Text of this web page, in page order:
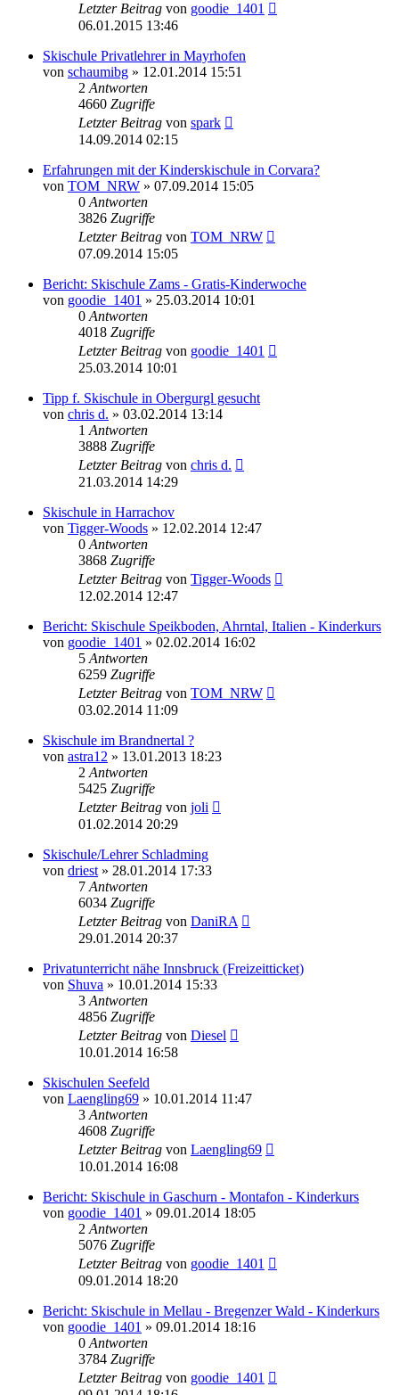
Letzter Beitrag von goodie_1401
06.01.2015 13:46
Skischule Privatlehrer in Mayrhofen
von schaumibg » 12.01.2014 15:51
2 Antworten
4660 Zugriffe
Letzter Beitrag von spark
14.09.2014 02:15
Erfahrungen mit der Kinderskischule in Corvara?
von TOM_NRW » 07.09.2014 15:05
0 Antworten
3826 Zugriffe
Letzter Beitrag von TOM_NRW
07.09.2014 15:05
Bericht: Skischule Zams - Gratis-Kinderwoche
von goodie_1401 » 25.03.2014 10:01
0 Antworten
4018 Zugriffe
Letzter Beitrag von goodie_1401
25.03.2014 10:01
Tipp f. Skischule in Obergurgl gesucht
von chris d. » 03.02.2014 13:14
1 Antworten
3888 Zugriffe
Letzter Beitrag von chris d.
21.03.2014 14:29
Skischule in Harrachov
von Tigger-Woods » 12.02.2014 12:47
0 Antworten
3868 Zugriffe
Letzter Beitrag von Tigger-Woods
12.02.2014 12:47
Bericht: Skischule Speikboden, Ahrntal, Italien - Kinderkurs
von goodie_1401 » 02.02.2014 16:02
5 Antworten
6259 Zugriffe
Letzter Beitrag von TOM_NRW
03.02.2014 11:09
Skischule im Brandnertal ?
von astra12 » 13.01.2013 18:23
2 Antworten
5425 Zugriffe
Letzter Beitrag von joli
01.02.2014 20:29
Skischule/Lehrer Schladming
von driest » 28.01.2014 17:33
7 Antworten
6034 Zugriffe
Letzter Beitrag von DaniRA
29.01.2014 20:37
Privatunterricht nähe Innsbruck (Freizeitticket)
von Shuva » 10.01.2014 15:33
3 Antworten
4856 Zugriffe
Letzter Beitrag von Diesel
10.01.2014 16:58
Skischulen Seefeld
von Laengling69 » 10.01.2014 11:47
3 Antworten
4608 Zugriffe
Letzter Beitrag von Laengling69
10.01.2014 16:08
Bericht: Skischule in Gaschurn - Montafon - Kinderkurs
von goodie_1401 » 09.01.2014 18:05
2 Antworten
5076 Zugriffe
Letzter Beitrag von goodie_1401
09.01.2014 18:20
Bericht: Skischule in Mellau - Bregenzer Wald - Kinderkurs
von goodie_1401 » 09.01.2014 18:16
0 Antworten
3784 Zugriffe
Letzter Beitrag von goodie_1401